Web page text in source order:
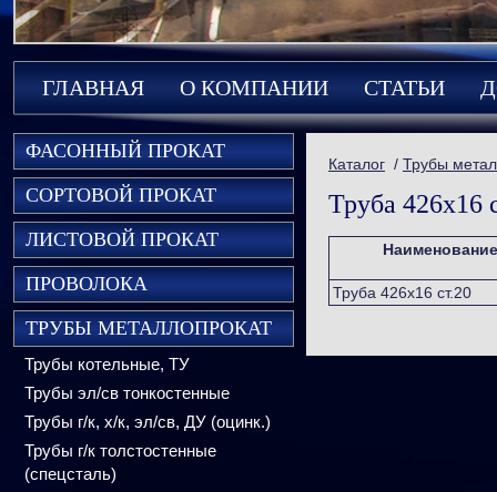
ГЛАВНАЯ О КОМПАНИИ СТАТЬИ
ФАСОННЫЙ ПРОКАТ
СОРТОВОЙ ПРОКАТ
ЛИСТОВОЙ ПРОКАТ
ПРОВОЛОКА
ТРУБЫ МЕТАЛЛОПРОКАТ
Трубы котельные, ТУ
Трубы эл/св тонкостенные
Трубы г/к, х/к, эл/св, ДУ (оцинк.)
Трубы г/к толстостенные
(спецсталь)
Каталог / Трубы
Труба 426х16
Наименование
Труба 426х16 ст.20